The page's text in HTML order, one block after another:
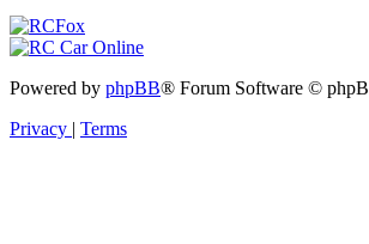
Powered by phpBB® Forum Software ©
Privacy | Terms